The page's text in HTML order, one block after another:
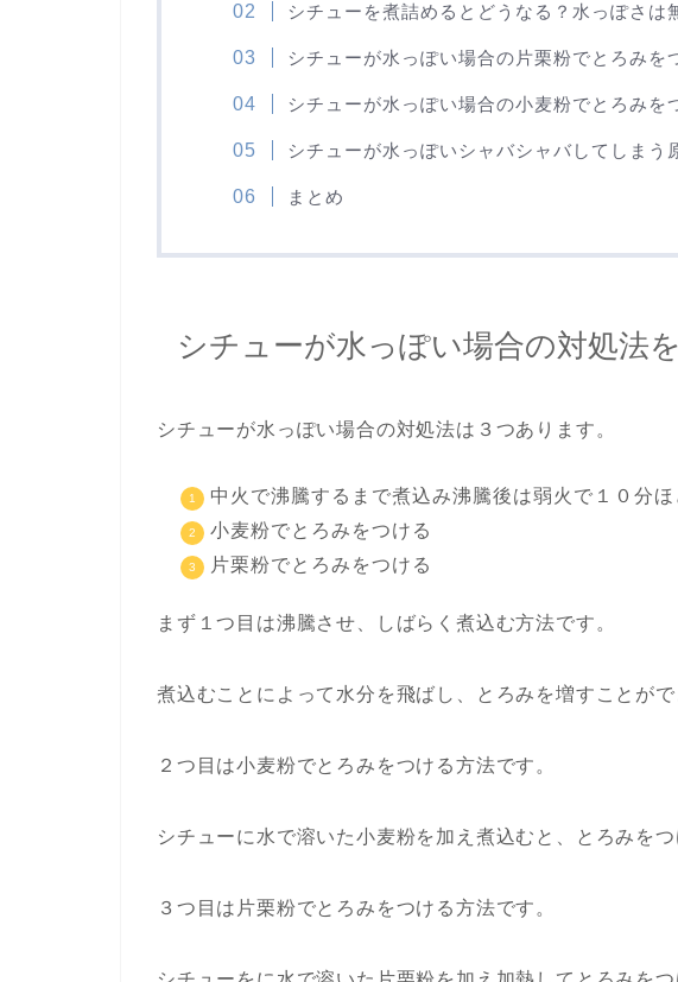
シチューを煮詰めるとどうなる？水っぽさは
シチューが水っぽい場合の片栗粉でとろみを
シチューが水っぽい場合の小麦粉でとろみを
シチューが水っぽいシャバシャバしてしまう
まとめ
シチューが水っぽい場合の対処法
シチューが水っぽい場合の対処法は３つあります。
中火で沸騰するまで煮込み沸騰後は弱火で１０分ほ
小麦粉でとろみをつける
片栗粉でとろみをつける
まず１つ目は沸騰させ、しばらく煮込む方法です。
煮込むことによって水分を飛ばし、とろみを増すことがで
２つ目は小麦粉でとろみをつける方法です。
シチューに水で溶いた小麦粉を加え煮込むと、とろみをつ
３つ目は片栗粉でとろみをつける方法です。